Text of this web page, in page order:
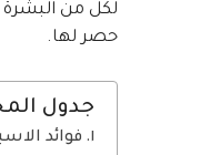
لكل من البشرة
حصر لها.
جدول
فوائد